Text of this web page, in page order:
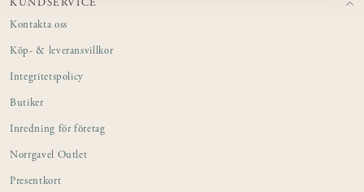
KUNDSERVICE
Kontakta oss
Köp- & leveransvillkor
Integritetspolicy
Butiker
Inredning för företag
Norrgavel Outlet
Presentkort